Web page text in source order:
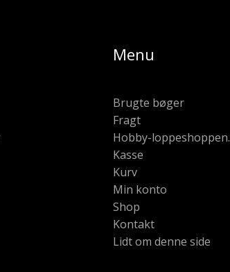
Menu
Brugte bøger
Fragt
Hobby-
Kasse
Kurv
Min konto
Shop
Kontakt
Lidt om denne side